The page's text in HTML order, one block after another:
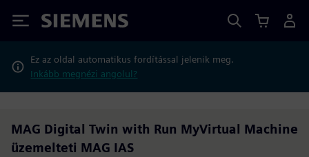
Siemens
Ez az oldal automatikus fordítással jelenik meg.
Inkább megnézi angolul?
MAG Digital Twin with Run MyVirtual Machine
üzemelteti MAG IAS